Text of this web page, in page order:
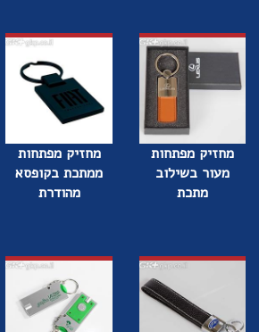
מחזיק מפתחות
מעור בשילוב
מתכת
מחזיק מפתחות
ממתכת בקופסא
מהודרת